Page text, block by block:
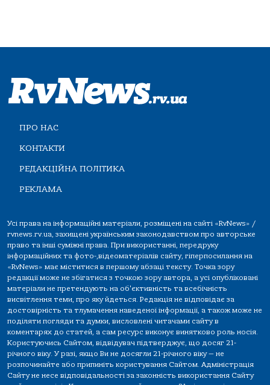
ПРО НАС
КОНТАКТИ
РЕДАКЦІЙНА ПОЛІТИКА
РЕКЛАМА
Усі права на інформаційні матеріали, розміщені на сайті «RvNews» /
rvnews.rv.ua, захищені українським законодавством про авторське
право та інші суміжні права. При використанні, передруку
інформаційних та фото-,відеоматеріалів сайту, гіперпосилання на
«RvNews» має міститися в першому абзаці тексту. Точка зору
редакції може не збігатися з точкою зору автора, а усі опубліковані
матеріали не претендують на об'єктивність та всебічність
висвітлення теми, про яку йдеться. Редакція не відповідає за
достовірність та тлумачення наведеної інформації, а також може не
поділяти погляди та думки, висловлені читачами сайту в
коментарях до статей, а сам ресурс виконує винятково роль носія.
Користуючись Сайтом, відвідувач підтверджує, що досяг 21-
річного віку. У разі, якщо Ви не досягли 21-річного віку — не
розпочинайте або припиніть користування Сайтом. Адміністрація
Сайту не несе відповідальності за законність використання Сайту